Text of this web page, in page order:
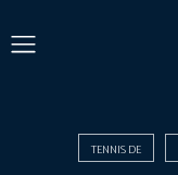
TENNIS DE